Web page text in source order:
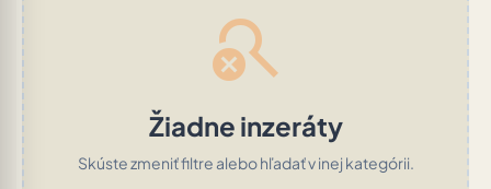
search_off
Žiadne inzeráty
Skúste zmeniť filtre alebo hľadať v inej kategórii.